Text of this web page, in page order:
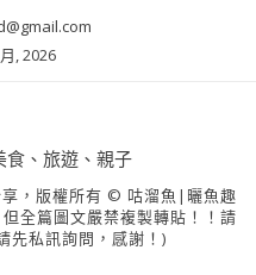
, 2026
，版權所有 © 咕溜魚|曬魚趣
全篇圖文嚴禁複製轉貼！！請
先私訊詢問，感謝！)